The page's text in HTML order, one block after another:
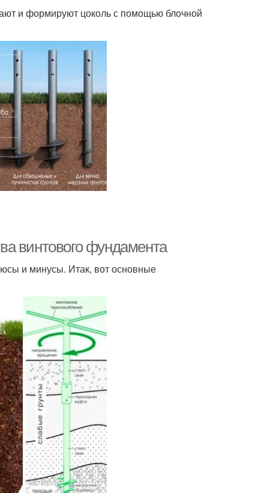
и формируют цоколь с помощью блочной
винтового фундамента
и минусы. Итак, вот основные